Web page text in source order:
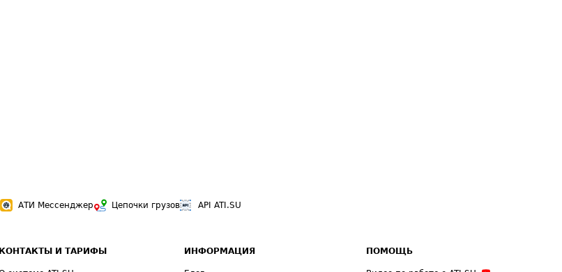
АТИ Мессенджер Цепочки грузов API ATI.SU
КОНТАКТЫ И ТАРИФЫ ИНФОРМАЦИЯ ПОМОЩЬ